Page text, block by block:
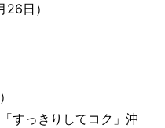
日）
すっきりしてコク」沖